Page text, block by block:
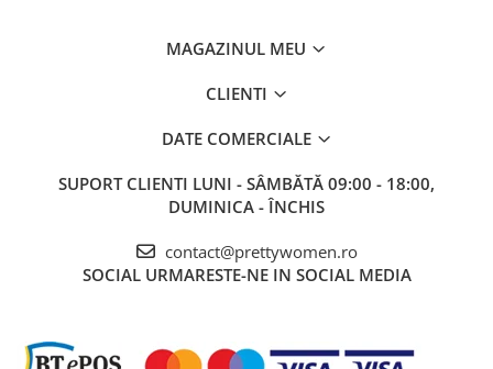
MAGAZINUL MEU
CLIENTI
DATE COMERCIALE
SUPORT CLIENTI LUNI - SÂMBĂTĂ 09:00 - 18:00,
DUMINICA - ÎNCHIS
contact@prettywomen.ro
SOCIAL URMARESTE-NE IN SOCIAL MEDIA